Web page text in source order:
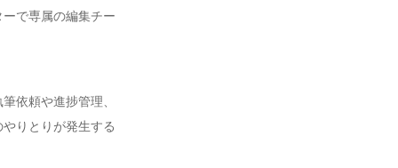
で専属の編集チー
依頼や進捗管理、
りとりが発生する